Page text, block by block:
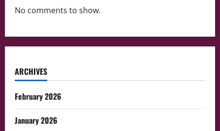
No comments to show.
ARCHIVES
February 2026
January 2026